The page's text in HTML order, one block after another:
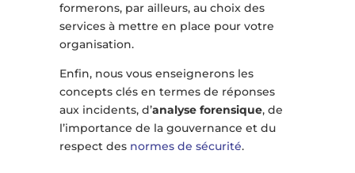
formerons, par ailleurs, au choix des
services à mettre en place pour votre
organisation.
Enfin, nous vous enseignerons les
concepts clés en termes de réponses
aux incidents, d’analyse forensique, de
l’importance de la gouvernance et du
respect des normes de sécurité.